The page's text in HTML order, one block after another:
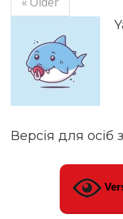
Версія для осіб